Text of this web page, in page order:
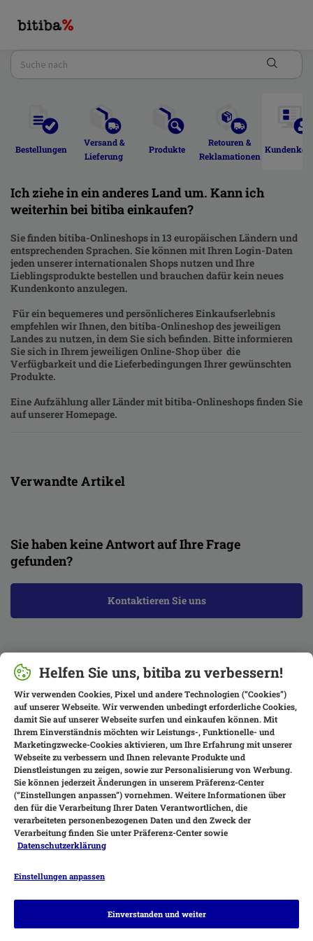
Bestellungen
Versand &
Lieferung
Produkte
Retouren &
Reklamationen
Ich ziehe in ein anderes Land um. Kann ich
weiterhin bei bitiba einkaufen?
Sie finden bitiba-Onlineshops in 13 europäischen Ländern und
entsprechenden Sprachen. Sie können mit Ihren Login-Daten
jeden unserer internationalen Shops nutzen und Ihre
Lieblingsprodukte bestellen und brauchen dafür kein neues
Kundenkonto anzulegen.
Für ein bequemeres und persönlicheres Einkaufserlebnis
empfehlen wir Ihnen, den bitiba-Onlineshop des jeweiligen
Landes zu nutzen, in dem Sie sich befinden. Bitte informieren
Sie sich in Ihrem jeweiligen Online-Shop über die
Verfügbarkeit und die Lieferbedingungen Ihrer gewünschten
Produkte.
Eine Aufzählung aller Länder mit bitiba-Onlineshops finden Sie
auf unserer Homepage.
Verwandte Artikel
Sie haben keine Antwort auf Ihre Frage
gefunden?
Kontaktieren Sie uns
Zahlungsarten
Helfen Sie uns, bitiba zu verbessern!
Wir verwenden Cookies, Pixel und andere Technologien (“Cookies”)
auf unserer Webseite. Wir verwenden unbedingt erforderliche Cookies,
damit Sie auf unserer Webseite surfen und einkaufen können. Mit
Ihrem Einverständnis möchten wir Leistungs-, Funktionelle- und
Marketingzwecke-Cookies aktivieren, um Ihre Erfahrung mit unserer
Webseite zu verbessern und Ihnen relevante Produkte und
Dienstleistungen zu zeigen, sowie zur Personalisierung von Werbung.
Sie können jederzeit Änderungen in unserem Präferenz-Center
(“Einstellungen anpassen”) vornehmen. Weitere Informationen über
den für die Verarbeitung Ihrer Daten Verantwortlichen, die
verarbeiteten personenbezogenen Daten und den Zweck der
Verarbeitung finden Sie unter Präferenz-Center sowie
Datenschutzerklärung
Einstellungen anpassen
Einverstanden und weiter